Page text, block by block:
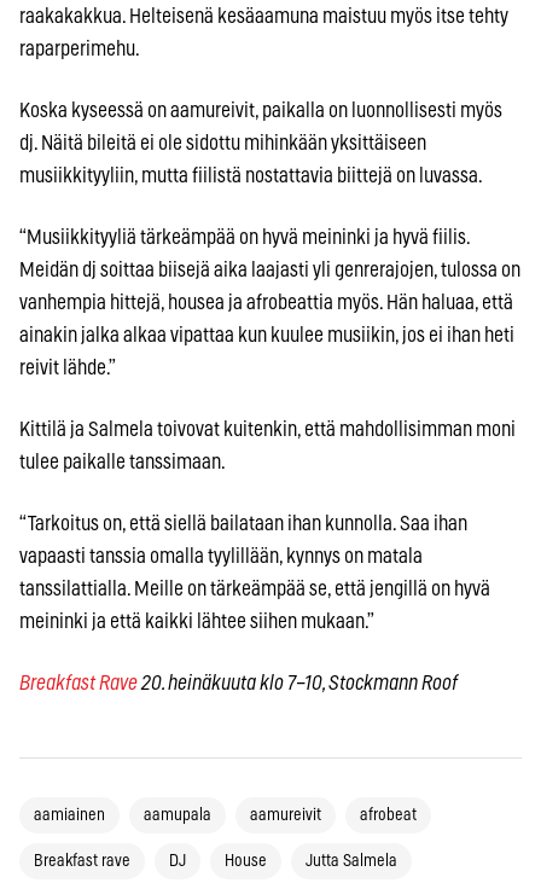
raakakakkua. Helteisenä kesäaamuna maistuu myös itse tehty
raparperimehu.
Koska kyseessä on aamureivit, paikalla on luonnollisesti myös
dj. Näitä bileitä ei ole sidottu mihinkään yksittäiseen
musiikkityyliin, mutta fiilistä nostattavia biittejä on luvassa.
“Musiikkityyliä tärkeämpää on hyvä meininki ja hyvä fiilis.
Meidän dj soittaa biisejä aika laajasti yli genrerajojen, tulossa on
vanhempia hittejä, housea ja afrobeattia myös. Hän haluaa, että
ainakin jalka alkaa vipattaa kun kuulee musiikin, jos ei ihan heti
reivit lähde.”
Kittilä ja Salmela toivovat kuitenkin, että mahdollisimman moni
tulee paikalle tanssimaan.
“Tarkoitus on, että siellä bailataan ihan kunnolla. Saa ihan
vapaasti tanssia omalla tyylillään, kynnys on matala
tanssilattialla. Meille on tärkeämpää se, että jengillä on hyvä
meininki ja että kaikki lähtee siihen mukaan.”
Breakfast Rave20. heinäkuuta klo 7–10, Stockmann Roof
aamiainen aamupala aamureivit afrobeat
Breakfast rave DJ House Jutta Salmela